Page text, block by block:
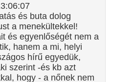
és buta dolog
a menekültekkel!
és egyenlőségét nem a
hanem a mi, helyi
hírű egyedük,
szerint -és kb azt
hogy - a nőnek nem